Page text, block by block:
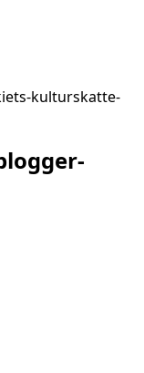
kulturskatte-